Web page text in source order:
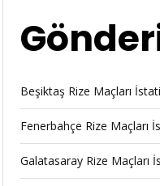
Beşiktaş Rize Maçları
Fenerbahçe Rize Maçları
Galatasaray Rize Maçları